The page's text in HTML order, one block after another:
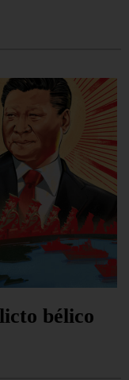
bélico